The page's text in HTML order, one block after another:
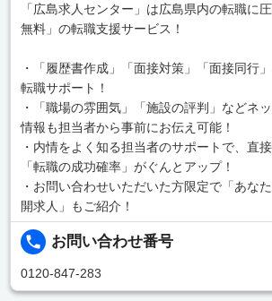
「広島求人センター」は広島県内の転職に
無料」の転職支援サービス！
・「履歴書作成」「面接対策」「面接同行
転職サポート！
・「職場の雰囲気」「施設の評判」などネ
情報も担当者から事前にお伝え可能！
・内情をよく知る担当者のサポートで、直
「転職の成功確率」がぐんとアップ！
・お問い合わせいただいた方限定で「あな
開求人」もご紹介！
お問い合わせ番号
0120-847-283